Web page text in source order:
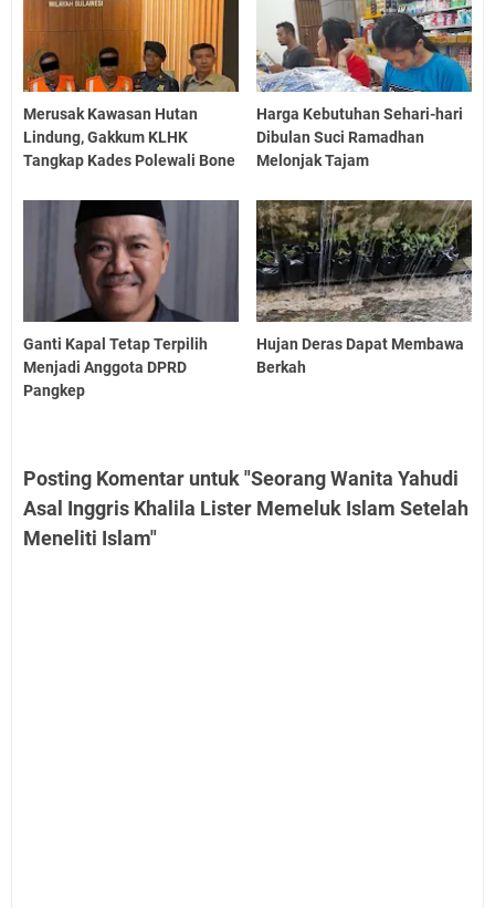
Merusak Kawasan Hutan
Lindung, Gakkum KLHK
Tangkap Kades Polewali Bone
Harga Kebutuhan Sehari-hari
Dibulan Suci Ramadhan
Melonjak Tajam
Ganti Kapal Tetap Terpilih
Menjadi Anggota DPRD
Pangkep
Hujan Deras Dapat Membawa
Berkah
Posting Komentar untuk "Seorang Wanita Yahudi
Asal Inggris Khalila Lister Memeluk Islam Setelah
Meneliti Islam"